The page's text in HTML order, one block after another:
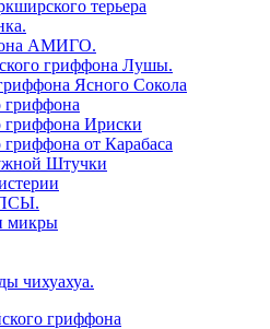
терьера
АМИГО.
гриффона Лушы.
Ясного Сокола
гриффона
гриффона Ириски
от Карабаса
Штучки
микры
чихуахуа.
гриффона